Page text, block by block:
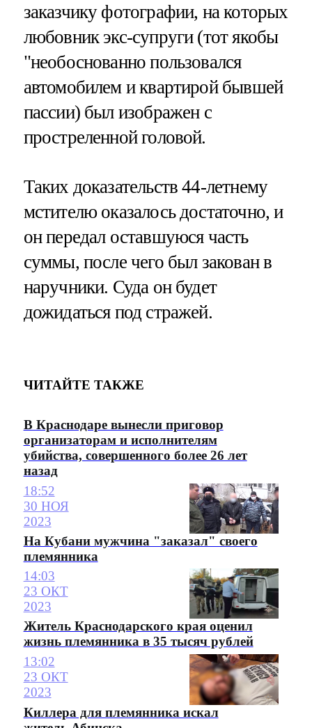
заказчику фотографии, на которых
любовник экс-супруги (тот якобы
"необоснованно пользовался
автомобилем и квартирой бывшей
пассии) был изображен с
простреленной головой.
Таких доказательств 44-летнему
мстителю оказалось достаточно, и
он передал оставшуюся часть
суммы, после чего был закован в
наручники. Суда он будет
дожидаться под стражей.
ЧИТАЙТЕ ТАКЖЕ
В Краснодаре вынесли приговор
организаторам и исполнителям
убийства, совершенного более 26 лет
назад
18:52
30 НОЯ
2023
На Кубани мужчина "заказал" своего
племянника
14:03
23 ОКТ
2023
Житель Краснодарского края оценил
жизнь племянника в 35 тысяч рублей
13:02
23 ОКТ
2023
Киллера для племянника искал